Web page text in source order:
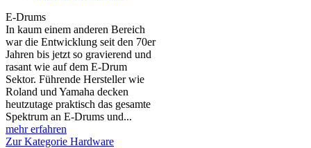
E-Drums
In kaum einem anderen Bereich
war die Entwicklung seit den 70er
Jahren bis jetzt so gravierend und
rasant wie auf dem E-Drum
Sektor. Führende Hersteller wie
Roland und Yamaha decken
heutzutage praktisch das gesamte
Spektrum an E-Drums und...
mehr erfahren
Zur Kategorie Hardware